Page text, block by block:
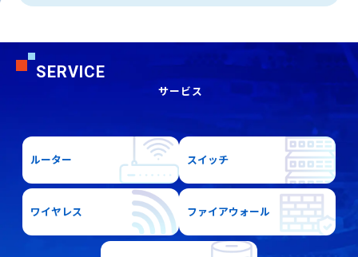
SERVICE
サービス
ルーター スイッチ
ワイヤレス ファイアウォール